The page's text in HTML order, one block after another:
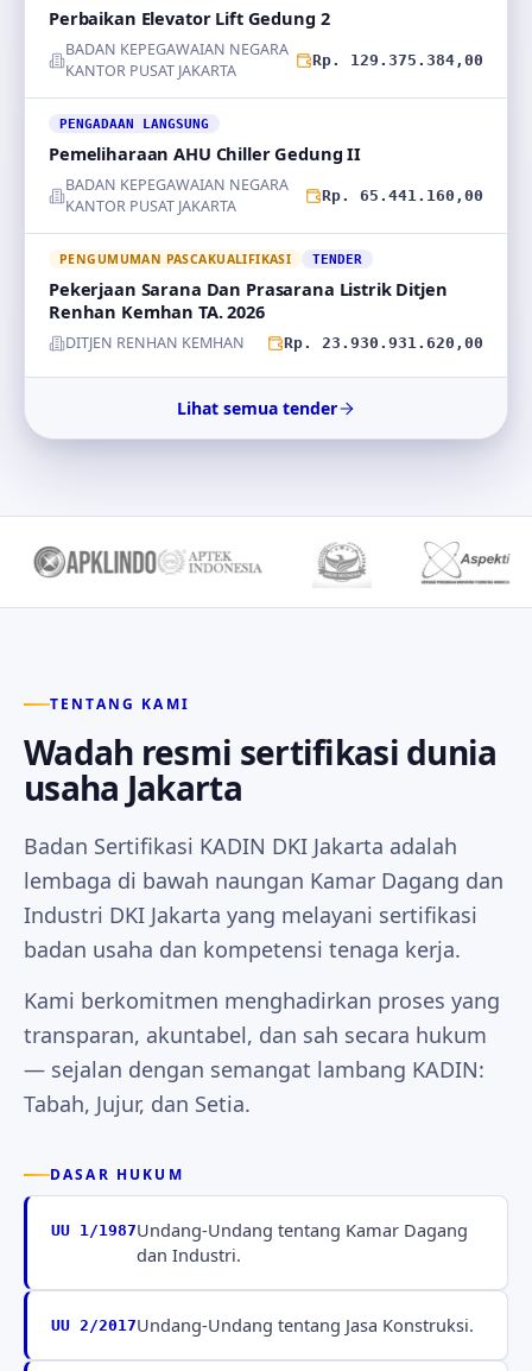
Perbaikan Elevator Lift Gedung 2
BADAN KEPEGAWAIAN NEGARA
KANTOR PUSAT JAKARTA
Rp. 129.375.384,00
PENGADAAN LANGSUNG
Pemeliharaan AHU Chiller Gedung II
BADAN KEPEGAWAIAN NEGARA
KANTOR PUSAT JAKARTA
Rp. 65.441.160,00
PENGUMUMAN PASCAKUALIFIKASI TENDER
Pekerjaan Sarana Dan Prasarana Listrik Ditjen
Renhan Kemhan TA. 2026
DITJEN RENHAN KEMHAN Rp. 23.930.931.620,00
Lihat semua tender
TENTANG KAMI
Wadah resmi sertifikasi dunia
usaha Jakarta
Badan Sertifikasi KADIN DKI Jakarta adalah
lembaga di bawah naungan Kamar Dagang dan
Industri DKI Jakarta yang melayani sertifikasi
badan usaha dan kompetensi tenaga kerja.
Kami berkomitmen menghadirkan proses yang
transparan, akuntabel, dan sah secara hukum
— sejalan dengan semangat lambang KADIN:
Tabah, Jujur, dan Setia.
DASAR HUKUM
UU 1/1987Undang-Undang tentang Kamar Dagang
dan Industri.
UU 2/2017Undang-Undang tentang Jasa Konstruksi.